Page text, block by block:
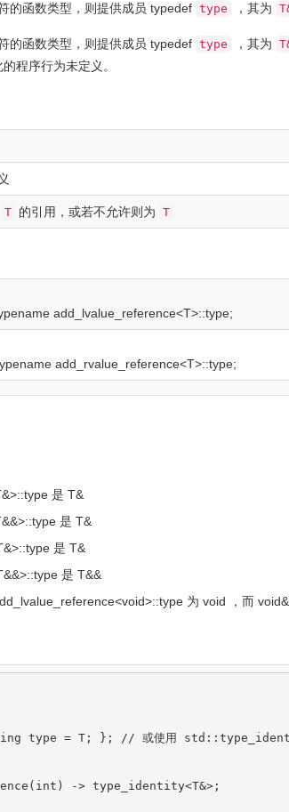
的函数类型，则提供成员 typedef type ，其为
的函数类型，则提供成员 typedef type ，其为
程序行为未定义。
T 的引用，或若不允许则为 T
add_lvalue_reference<T>::type;
add_rvalue_reference<T>::type;
&>::type 是 T&
&&>::type 是 T&
&>::type 是 T&
&&>::type 是 T&&
<void>::type 为 void ，而 void&
type = T; } ; // 或使用
( int ) -> type_identity<T&>;